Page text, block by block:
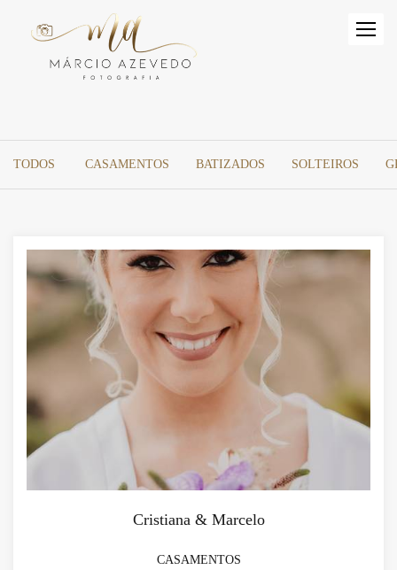
TODOS CASAMENTOS BATIZADOS SOLTEIROS
Cristiana & Marcelo
CASAMENTOS